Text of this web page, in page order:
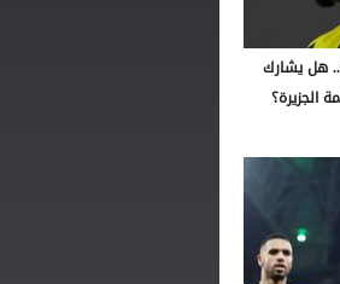
هل يشارك
الجزيرة؟